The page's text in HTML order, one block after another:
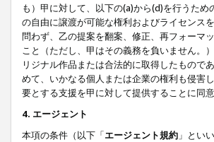
も）甲に対して、以下の(a)から(d)を行うた
の自由に譲渡が可能な権利およびライセンス
問わず、乙の提案を翻案、修正、再フォーマ
こと（ただし、甲はその義務を負いません。
リジナル作品または合法的に取得したもので
めて、いかなる個人または企業の権利も侵害
要とする支援を甲に対して提供することに同意
4. エージェント
本項の条件（以下「エージェント規約 」とい